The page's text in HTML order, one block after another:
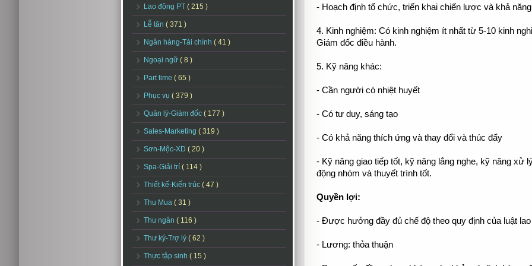
Lao động PT ( 215 )
Lễ tân ( 371 )
Ngân hàng-Tài chính ( 41 )
Ngoại ngữ ( 8 )
Part time ( 65 )
Phục vụ ( 379 )
Quản lý-Giám đốc ( 177 )
Sales-Marketing ( 319 )
Sơn-Mộc-XD ( 20 )
Spa-Giải trí ( 114 )
Thiết kế-Kiến trúc ( 47 )
Thu Mua ( 31 )
Thu ngân ( 116 )
Thư ký-Trợ lý ( 62 )
Thực tập sinh ( 15 )
- Hoạch định tổ chức, triển khai chiến lược và khả
4. Kinh nghiệm: Có kinh nghiệm ít nhất từ 5-10 kinh
Giám đốc điều hành.
5. Kỹ năng khác:
- Cần người có nhiệt huyết
- Có tư duy, sáng tạo
- Có khả năng thích ứng và thay đổi và thúc đẩy
- Kỹ năng giao tiếp tốt, kỹ năng lắng nghe, kỹ năng xử
động nhóm và thuyết trình tốt.
Quyền lợi:
- Được hưởng đầy đủ chế độ theo quy định của luật lao
- Lương: thỏa thuận